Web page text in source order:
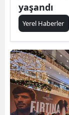
yaşandı
Yerel Haberler